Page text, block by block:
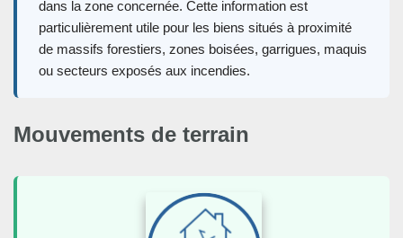
dans la zone concernée. Cette information est
particulièrement utile pour les biens situés à proximité
de massifs forestiers, zones boisées, garrigues, maquis
ou secteurs exposés aux incendies.
Mouvements de terrain